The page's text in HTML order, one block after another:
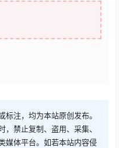
注，均为本站原创发布。
禁止复制、盗用、采集、
媒体平台。如若本站内容侵